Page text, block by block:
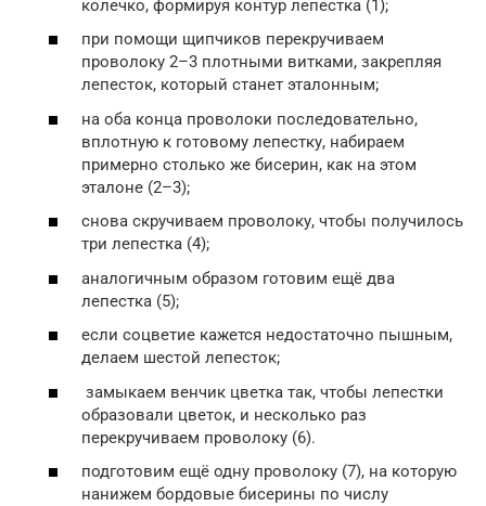
колечко, формируя контур лепестка (1);
при помощи щипчиков перекручиваем
проволоку 2–3 плотными витками, закрепляя
лепесток, который станет эталонным;
на оба конца проволоки последовательно,
вплотную к готовому лепестку, набираем
примерно столько же бисерин, как на этом
эталоне (2–3);
снова скручиваем проволоку, чтобы получилось
три лепестка (4);
аналогичным образом готовим ещё два
лепестка (5);
если соцветие кажется недостаточно пышным,
делаем шестой лепесток;
замыкаем венчик цветка так, чтобы лепестки
образовали цветок, и несколько раз
перекручиваем проволоку (6).
подготовим ещё одну проволоку (7), на которую
нанижем бордовые бисерины по числу